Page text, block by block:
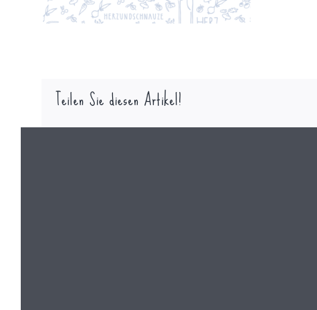
Teilen Sie diesen Artikel!